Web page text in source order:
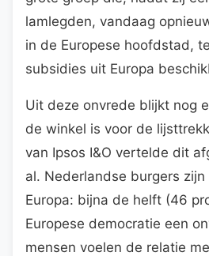
lamlegden, vandaag
in de Europese hoofdstad,
subsidies uit Europa
Uit deze onvrede blijkt nog
de winkel is voor de
van Ipsos I&O vertelde dit
al. Nederlandse burgers
Europa: bijna de helft (46
Europese democratie een
mensen voelen de relatie